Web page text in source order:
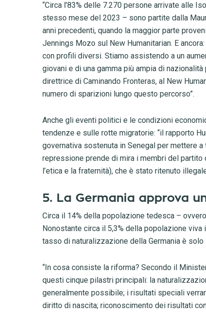
“Circa l’83% delle 7.270 persone arrivate alle
stesso mese del 2023 – sono partite dalla
anni precedenti, quando la maggior parte
Jennings Mozo sul New Humanitarian. E
con profili diversi. Stiamo assistendo a un
giovani e di una gamma più ampia di
direttrice di Caminando Fronteras, al New
numero di sparizioni lungo questo percorso”.
Anche gli eventi politici e le condizioni
tendenze e sulle rotte migratorie: “il rapporto
governativa sostenuta in Senegal per mettere
repressione prende di mira i membri del
l’etica e la fraternità), che è stato ritenuto
5. La Germania approva
Circa il 14% della popolazione tedesca –
Nonostante circa il 5,3% della popolazione
tasso di naturalizzazione della Germania è solo
“In cosa consiste la riforma? Secondo il
questi cinque pilastri principali: la
generalmente possibile; i risultati speciali
diritto di nascita; riconoscimento dei risultati